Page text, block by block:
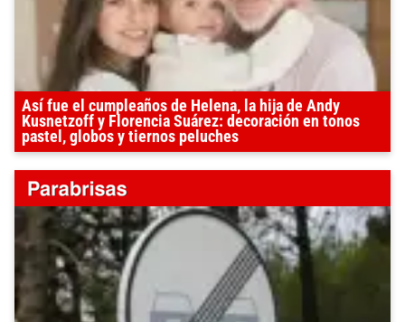
Así fue el cumpleaños de Helena, la hija de Andy
Kusnetzoff y Florencia Suárez: decoración en tonos
pastel, globos y tiernos peluches